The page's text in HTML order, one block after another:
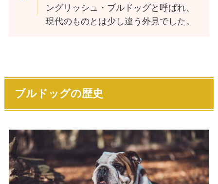
ングリッシュ・ブルドッグと呼ばれ、
現代のものとは少し違う外見でした。
ブルドッグの歴史